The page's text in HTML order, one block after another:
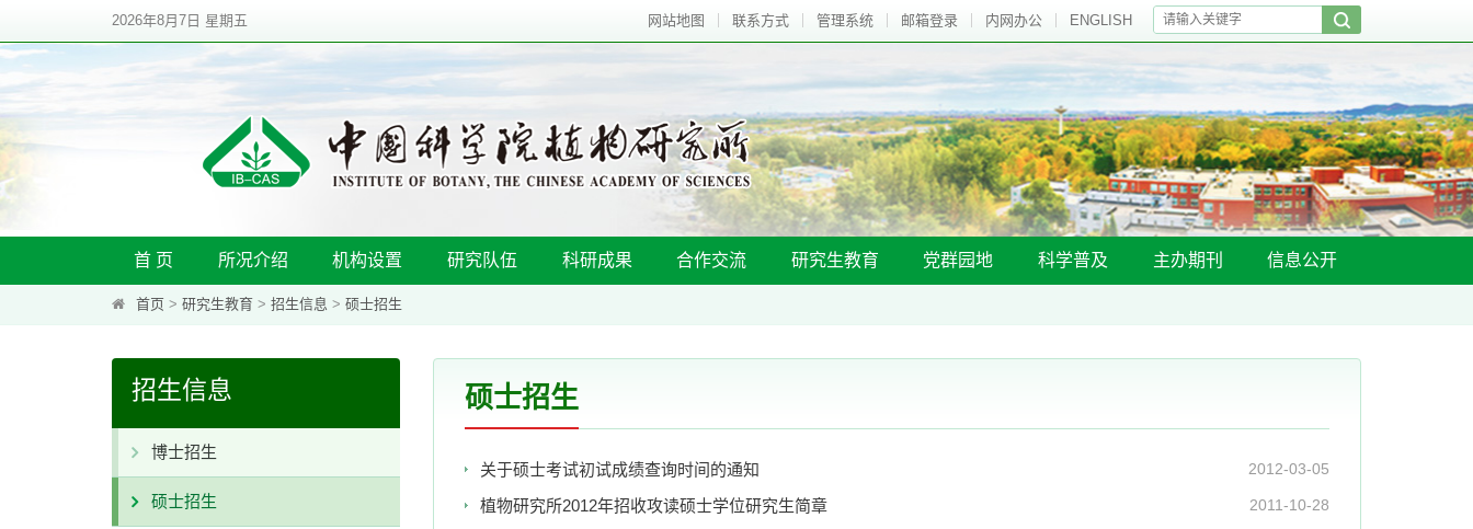
2026年8月7日 星期五 网站地图 联系方式 管理系统 邮箱登录 内网办公 ENGLISH
首 页 所况介绍 机构设置 研究队伍 科研成果 合作交流 研究生教育 党群园地 科学普及 主办期刊 信息公开
首页 > 研究生教育 > 招生信息 > 硕士招生
招生信息
博士招生
硕士招生
硕士招生
2012-03-05
关于硕士考试初试成绩查询时间的通知
2011-10-28
植物研究所2012年招收攻读硕士学位研究生简章